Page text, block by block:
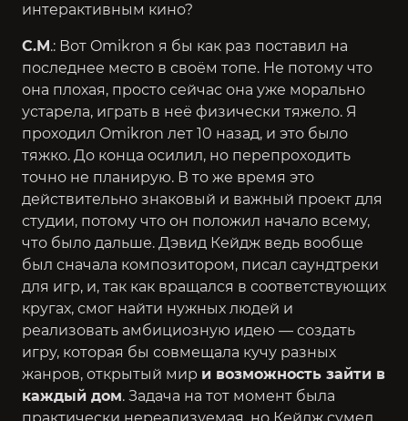
интерактивным кино?
С.М.: Вот Omikron я бы как раз поставил на
последнее место в своём топе. Не потому что
она плохая, просто сейчас она уже морально
устарела, играть в неё физически тяжело. Я
проходил Omikron лет 10 назад, и это было
тяжко. До конца осилил, но перепроходить
точно не планирую. В то же время это
действительно знаковый и важный проект для
студии, потому что он положил начало всему,
что было дальше. Дэвид Кейдж ведь вообще
был сначала композитором, писал саундтреки
для игр, и, так как вращался в соответствующих
кругах, смог найти нужных людей и
реализовать амбициозную идею — создать
игру, которая бы совмещала кучу разных
жанров, открытый мир и возможность зайти в
каждый дом. Задача на тот момент была
практически нереализуемая, но Кейдж сумел